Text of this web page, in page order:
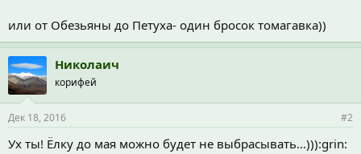
или от Обезьяны до Петуха- один бросок томагавка))
Николаич
корифей
Дек 18, 2016 #2
Ух ты! Ёлку до мая можно будет не выбрасывать...))):grin: